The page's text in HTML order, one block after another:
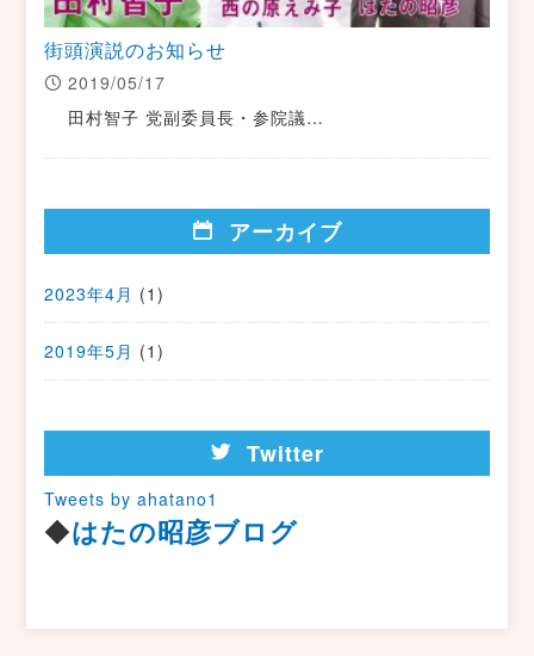
街頭演説のお知らせ
2019/05/17
田村智子 党副委員長・参院議…
アーカイブ
2023年4月 (1)
2019年5月 (1)
Twitter
Tweets by ahatano1
◆はたの昭彦ブログ